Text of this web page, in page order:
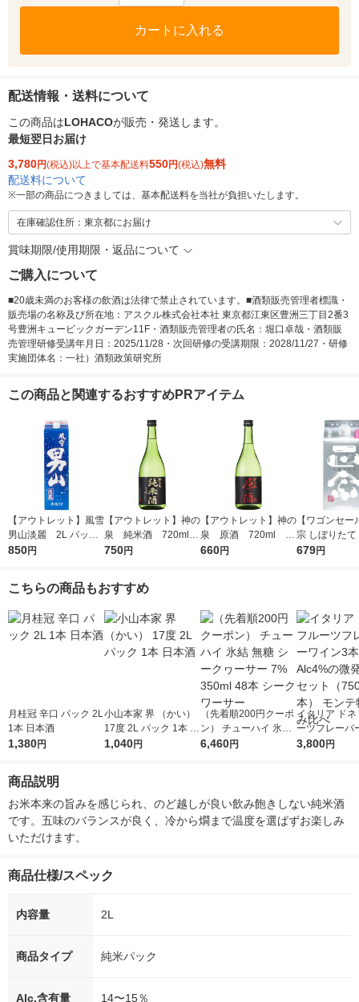
カートに入れる
配送情報・送料について
この商品はLOHACOが販売・発送します。
最短翌日お届け
3,780円(税込)以上で基本配送料550円(税込)無料
配送料について
※一部の商品につきましては、基本配送料を当社が負担いたします。
在庫確認住所：東京都にお届け
賞味期限/使用期限・返品について
ご購入について
■20歳未満のお客様の飲酒は法律で禁止されています。■酒類販売管理者標識・
販売場の名称及び所在地：アスクル株式会社本社 東京都江東区豊洲三丁目2番3
号豊洲キュービックガーデン11F・酒類販売管理者の氏名：堀口卓哉・酒類販
売管理研修受講年月日：2025/11/28・次回研修の受講期限：2028/11/27・研修
実施団体名：一社）酒類政策研究所
この商品と関連するおすすめPRアイテム
【アウトレット】風雪
男山淡麗 2L パック
1本 東亜酒造 日本酒
850円
【アウトレット】神の
泉 純米酒 720ml 1
本 東亜酒造 日本酒
750円
【アウトレット】神の
泉 原酒 720ml 1
本 東亜酒造 日本酒
660円
【ワゴンセー
宗 しぼりたて
ック 900ml
679円
こちらの商品もおすすめ
月桂冠 辛口 パック 2L
1本 日本酒
1,380円
小山本家 界 （かい）
17度 2L パック 1本 日
本酒
1,040円
（先着順200円クーポ
ン） チューハイ 氷結
無糖 シークヮーサー
6,460円
イタリア ド
ーツフレーバ
3本 低Alc4%
3,800円
商品説明
お米本来の旨みを感じられ、のど越しが良い飲み飽きしない純米酒
です。五味のバランスが良く、冷から燗まで温度を選ばずお楽しみ
いただけます。
商品仕様/スペック
内容量 2L
商品タイプ 純米パック
Alc.含有量 14〜15％